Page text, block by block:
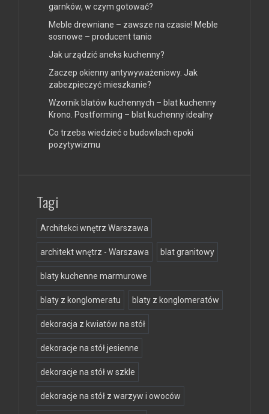
garnków, w czym gotować?
Meble drewniane – zawsze na czasie! Meble
sosnowe – producent tanio
Jak urządzić aneks kuchenny?
Zaczep okienny antywyważeniowy. Jak
zabezpieczyć mieszkanie?
Wzornik blatów kuchennych – blat kuchenny
Krono. Postforming – blat kuchenny idealny
Co trzeba wiedzieć o budowlach epoki
pozytywizmu
Tagi
Architekci wnętrz Warszawa
architekt wnętrz - Warszawa blat granitowy
blaty kuchenne marmurowe
blaty z konglomeratu blaty z konglomeratów
dekoracja z kwiatów na stół
dekoracje na stół jesienne
dekoracje na stół w szkle
dekoracje na stół z warzyw i owoców